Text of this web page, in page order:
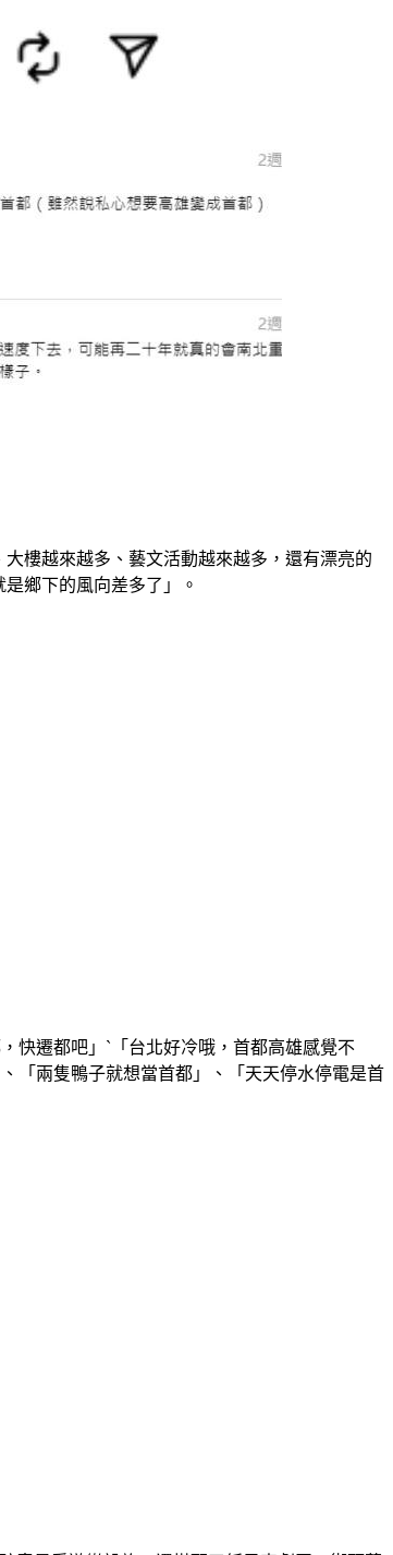
樓越來越多、藝文活動越來越多，還有漂亮的
鄉下的風向差多了」。
快遷都吧」`「台北好冷哦，首都高雄感覺不
「兩隻鴨子就想當首都」、「天天停水停電是首